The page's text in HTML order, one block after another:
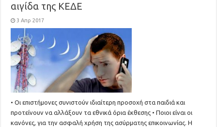
αιγίδα της ΚΕΔΕ
3 Απρ 2017
• Οι επιστήμονες συνιστούν ιδιαίτερη προσοχή στα παιδιά και
προτείνουν να αλλάξουν τα εθνικά όρια έκθεσης • Ποιοι είναι οι
κανόνες, για την ασφαλή χρήση της ασύρματης επικοινωνίας. Η